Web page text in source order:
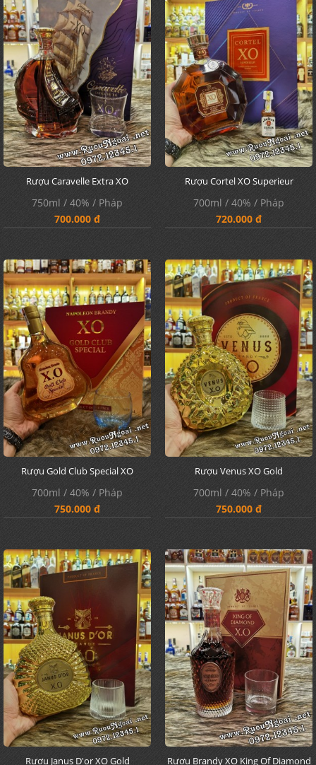
Rượu Caravelle Extra XO
750ml / 40% / Pháp
700.000 đ
Rượu Cortel XO Superieur
700ml / 40% / Pháp
720.000 đ
Rượu Gold Club Special XO
700ml / 40% / Pháp
750.000 đ
Rượu Venus XO Gold
700ml / 40% / Pháp
750.000 đ
Rượu Janus D'or XO Gold Rượu Brandy XO King Of Diamond